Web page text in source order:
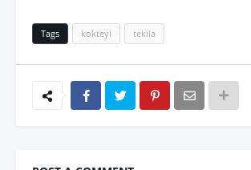
Tags kokteyl tekila